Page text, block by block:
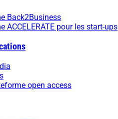
Back2Business
ACCELERATE pour les start-ups
open access